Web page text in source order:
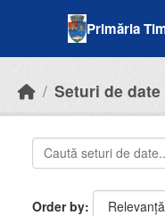
Primăria
Seturi de date
Order by